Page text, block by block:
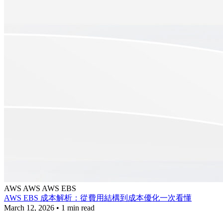
AWS AWS AWS EBS
AWS EBS 成本解析：從費用結構到成本優化一次看懂
March 12, 2026 • 1 min read